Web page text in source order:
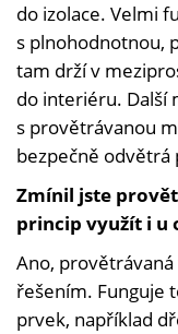
do izolace. Velmi
s plnohodnotnou,
tam drží v
do interiéru. Další
s provětrávanou
bezpečně
Zmínil jste
princip využít i u
Ano,
řešením. Funguje
prvek, například